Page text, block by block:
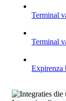
Terminal
Terminal
Expirenza